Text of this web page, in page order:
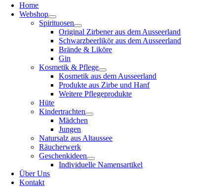
Home
Webshop
Spirituosen
Original Zirbener aus dem Ausseerland
Schwarzbeerlikör aus dem Ausseerland
Brände & Liköre
Gin
Kosmetik & Pflege
Kosmetik aus dem Ausseerland
Produkte aus Zirbe und Hanf
Weitere Pflegeprodukte
Hüte
Kindertrachten
Mädchen
Jungen
Natursalz aus Altaussee
Räucherwerk
Geschenkideen
Individuelle Namensartikel
Über Uns
Kontakt